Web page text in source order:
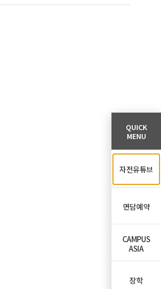
QUICK
MENU
자전유튜브
면담예약
CAMPUS
ASIA
장학